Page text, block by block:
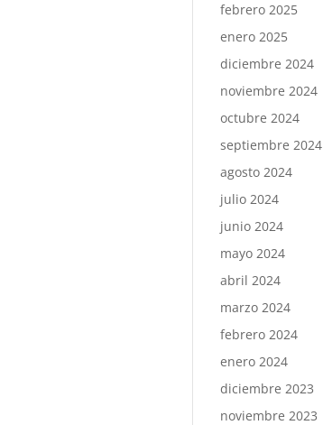
febrero 2025
enero 2025
diciembre 2024
noviembre 2024
octubre 2024
septiembre 2024
agosto 2024
julio 2024
junio 2024
mayo 2024
abril 2024
marzo 2024
febrero 2024
enero 2024
diciembre 2023
noviembre 2023